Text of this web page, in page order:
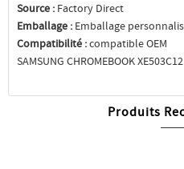
Source : Factory Direct
Emballage : Emballage
Compatibilité :compatible OEM
SAMSUNG CHROMEBOOK
Produits